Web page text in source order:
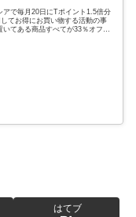
アで毎月20日にTポイント1.5倍分
てお得にお買い物する活動の事
てある商品すべてが33％オフに
はてブ